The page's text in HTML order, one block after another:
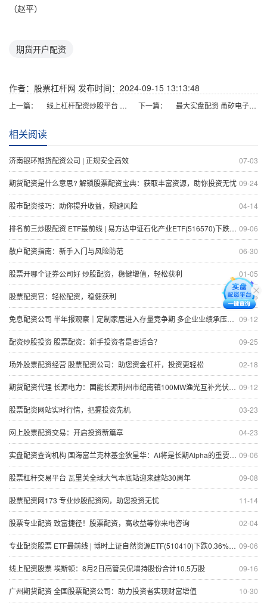
（赵平）
期货开户配资
作者：股票杠杆网 发布时间：2024-09-15 13:13:48
上一篇： 线上杠杆配资炒股平台 2024服贸会 | 推动气象服务发展助力人类健康——第三届气象经济论坛扫描 下一篇： 最大实盘配资 甬矽电子：先进封装营收占比将进一步提升 毛利率正向提升
相关阅读
07-03
济南银环期货配资公司 | 正规安全高效
09-24
期货配资是什么意思? 解锁股票配资宝典：获取丰富资源，助你投资无忧
04-14
股市配资技巧：助你提升收益，规避风险
09-06
排名前三炒股配资 ETF最前线 | 易方达中证石化产业ETF(516570)下跌0.44%，电池隔膜主题走弱
06-30
散户配资指南：新手入门与风险防范
01-05
股票开哪个证券公司好 炒股配资，稳健增值，轻松获利
05-23
股票配资官：轻松配资，稳健获利
09-12
免息配资公司 半年报观察｜定制家居进入存量竞争期 多企业业绩承压、加速转型
09-25
配资炒股投资 股票配资：新手投资者是否适合？
02-18
场外股票配资经营 股票配资公司：助您资金杠杆，投资更轻松
09-12
期货配资代理 长源电力：国能长源荆州市纪南镇100MW渔光互补光伏发电项目实现全容量并网发电
03-23
股票配资网站实时行情，把握投资先机
04-23
网上股票配资交易：开启投资新篇章
09-06
实盘配资查询机构 国海富兰克林基金狄星华：AI将是长期Alpha的重要来源
09-08
股票杠杆交易平台 瓦里关全球大气本底站迎来建站30周年
11-14
股票配资网173 专业炒股配资网，助您投资无忧
02-04
股票专业配资 致富捷径！股票配资，高收益等你来电咨询
09-06
专业配资股票 ETF最前线 | 博时上证自然资源ETF(510410)下跌0.36%，天然气主题走弱
09-16
线上配资股票 埃斯顿：8月2日高管吴侃增持股份合计10.5万股
10-30
广州期货配资 全国股票配资公司：助力投资者实现财富增值